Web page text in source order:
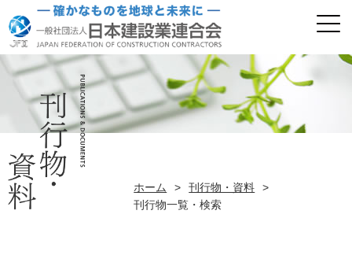
ホーム > 刊行物・資料
>
刊行物一覧・検索